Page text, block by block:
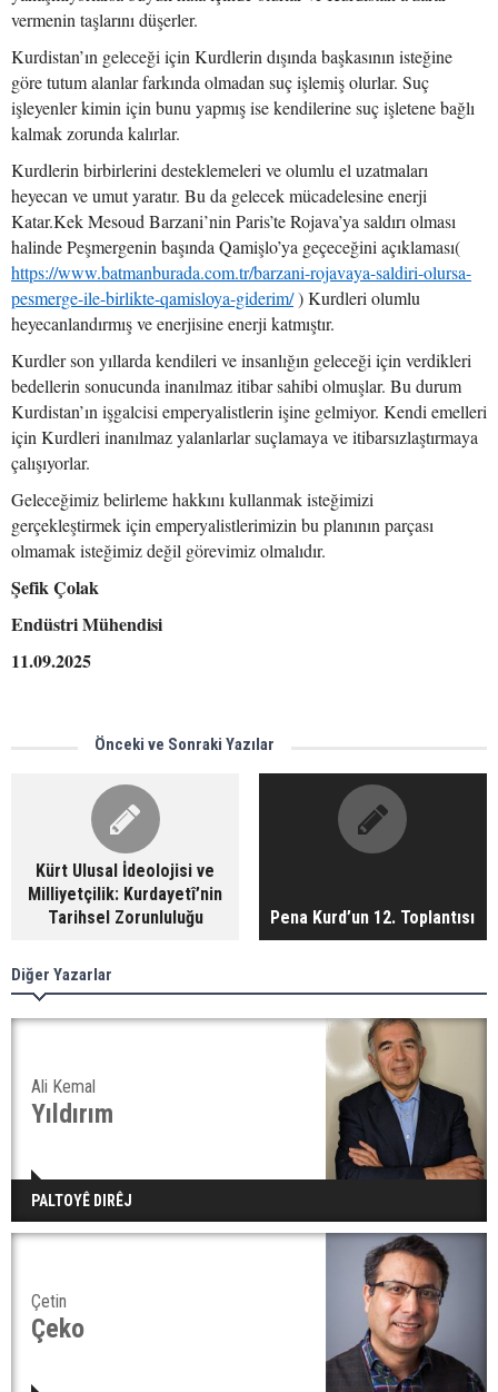
vermenin taşlarını düşerler.
Kurdistan’ın geleceği için Kurdlerin dışında başkasının isteğine
göre tutum alanlar farkında olmadan suç işlemiş olurlar. Suç
işleyenler kimin için bunu yapmış ise kendilerine suç işletene bağlı
kalmak zorunda kalırlar.
Kurdlerin birbirlerini desteklemeleri ve olumlu el uzatmaları
heyecan ve umut yaratır. Bu da gelecek mücadelesine enerji
Katar.Kek Mesoud Barzani’nin Paris’te Rojava’ya saldırı olması
halinde Peşmergenin başında Qamişlo’ya geçeceğini açıklaması(
https://www.batmanburada.com.tr/barzani-rojavaya-saldiri-olursa-
pesmerge-ile-birlikte-qamisloya-giderim/) Kurdleri olumlu
heyecanlandırmış ve enerjisine enerji katmıştır.
Kurdler son yıllarda kendileri ve insanlığın geleceği için verdikleri
bedellerin sonucunda inanılmaz itibar sahibi olmuşlar. Bu durum
Kurdistan’ın işgalcisi emperyalistlerin işine gelmiyor. Kendi emelleri
için Kurdleri inanılmaz yalanlarlar suçlamaya ve itibarsızlaştırmaya
çalışıyorlar.
Geleceğimiz belirleme hakkını kullanmak isteğimizi
gerçekleştirmek için emperyalistlerimizin bu planının parçası
olmamak isteğimiz değil görevimiz olmalıdır.
Şefik Çolak
Endüstri Mühendisi
11.09.2025
Önceki ve Sonraki Yazılar
Kürt Ulusal İdeolojisi ve
Milliyetçilik: Kurdayetî’nin
Tarihsel Zorunluluğu
Pena Kurd’un 12. Toplantısı
Diğer Yazarlar
Ali Kemal
Yıldırım
PALTOYÊ DIRÊJ
Çetin
Çeko